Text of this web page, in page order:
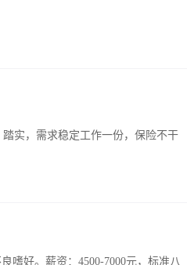
实，需求稳定工作一份，保险不干
嗜好。薪资：4500-7000元，标准八